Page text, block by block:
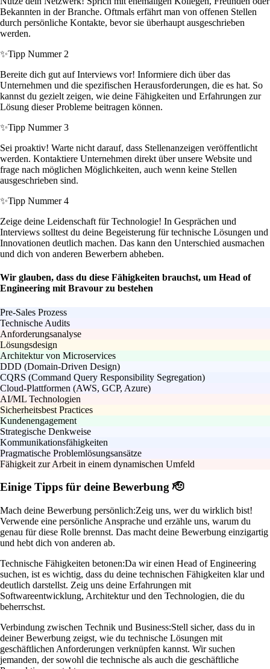
Bekannten in der Branche. Oftmals erfährt man von offenen Stellen
durch persönliche Kontakte, bevor sie überhaupt ausgeschrieben
werden.
✨Tipp Nummer 2
Bereite dich gut auf Interviews vor! Informiere dich über das
Unternehmen und die spezifischen Herausforderungen, die es hat. So
kannst du gezielt zeigen, wie deine Fähigkeiten und Erfahrungen zur
Lösung dieser Probleme beitragen können.
✨Tipp Nummer 3
Sei proaktiv! Warte nicht darauf, dass Stellenanzeigen veröffentlicht
werden. Kontaktiere Unternehmen direkt über unsere Website und
frage nach möglichen Möglichkeiten, auch wenn keine Stellen
ausgeschrieben sind.
✨Tipp Nummer 4
Zeige deine Leidenschaft für Technologie! In Gesprächen und
Interviews solltest du deine Begeisterung für technische Lösungen und
Innovationen deutlich machen. Das kann den Unterschied ausmachen
und dich von anderen Bewerbern abheben.
Wir glauben, dass du diese Fähigkeiten brauchst, um Head of
Engineering mit Bravour zu bestehen
Pre-Sales Prozess
Technische Audits
Anforderungsanalyse
Lösungsdesign
Architektur von Microservices
DDD (Domain-Driven Design)
CQRS (Command Query Responsibility Segregation)
Cloud-Plattformen (AWS, GCP, Azure)
AI/ML Technologien
Sicherheitsbest Practices
Kundenengagement
Strategische Denkweise
Kommunikationsfähigkeiten
Pragmatische Problemlösungsansätze
Fähigkeit zur Arbeit in einem dynamischen Umfeld
Einige Tipps für deine Bewerbung 🫡
Mach deine Bewerbung persönlich:Zeig uns, wer du wirklich bist!
Verwende eine persönliche Ansprache und erzähle uns, warum du
genau für diese Rolle brennst. Das macht deine Bewerbung einzigartig
und hebt dich von anderen ab.
Technische Fähigkeiten betonen:Da wir einen Head of Engineering
suchen, ist es wichtig, dass du deine technischen Fähigkeiten klar und
deutlich darstellst. Zeig uns deine Erfahrungen mit
Softwareentwicklung, Architektur und den Technologien, die du
beherrschst.
Verbindung zwischen Technik und Business:Stell sicher, dass du in
deiner Bewerbung zeigst, wie du technische Lösungen mit
geschäftlichen Anforderungen verknüpfen kannst. Wir suchen
jemanden, der sowohl die technische als auch die geschäftliche